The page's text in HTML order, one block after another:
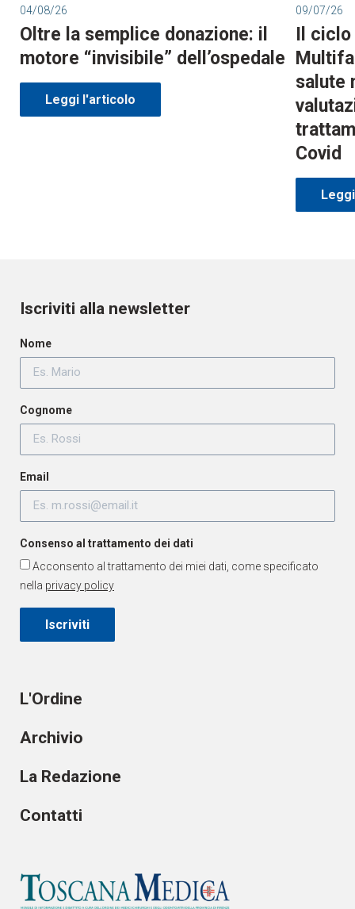
04/08/26
Oltre la semplice donazione: il
motore “invisibile” dell’ospedale
Leggi l'articolo
09/07/26
Il ciclo
salute
Covid
L'Ordine
Archivio
La Redazione
Contatti
Iscriviti alla newsletter
Nome
Cognome
Email
Consenso al trattamento dei dati
Acconsento al trattamento dei miei dati, come specificato
nella privacy policy
Iscriviti